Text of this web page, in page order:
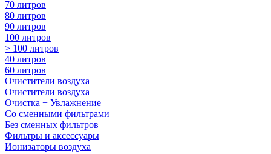
70 литров
80 литров
90 литров
100 литров
> 100 литров
40 литров
60 литров
Очистители воздуха
Очистители воздуха
Очистка + Увлажнение
Cо сменными фильтрами
Без сменных фильтров
Фильтры и аксессуары
Ионизаторы воздуха